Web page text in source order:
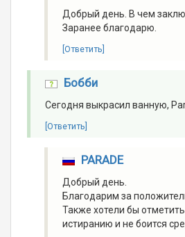
Добрый день. В чем
Заранее благодарю.
[Ответить]
Бобби
Сегодня выкрасил ванную,
[Ответить]
PARADE
Добрый день.
Благодарим за
Также хотели бы
истиранию и не боится